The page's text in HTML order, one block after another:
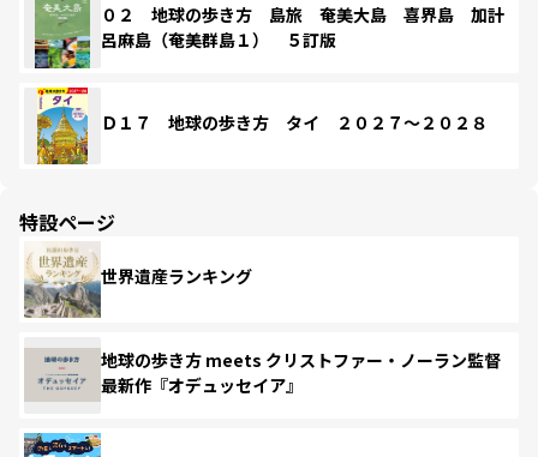
０２ 地球の歩き方 島旅 奄美大島 喜界島 加計
呂麻島（奄美群島１） ５訂版
Ｄ１７ 地球の歩き方 タイ ２０２７～２０２８
特設ページ
世界遺産ランキング
地球の歩き方 meets クリストファー・ノーラン監督
最新作『オデュッセイア』